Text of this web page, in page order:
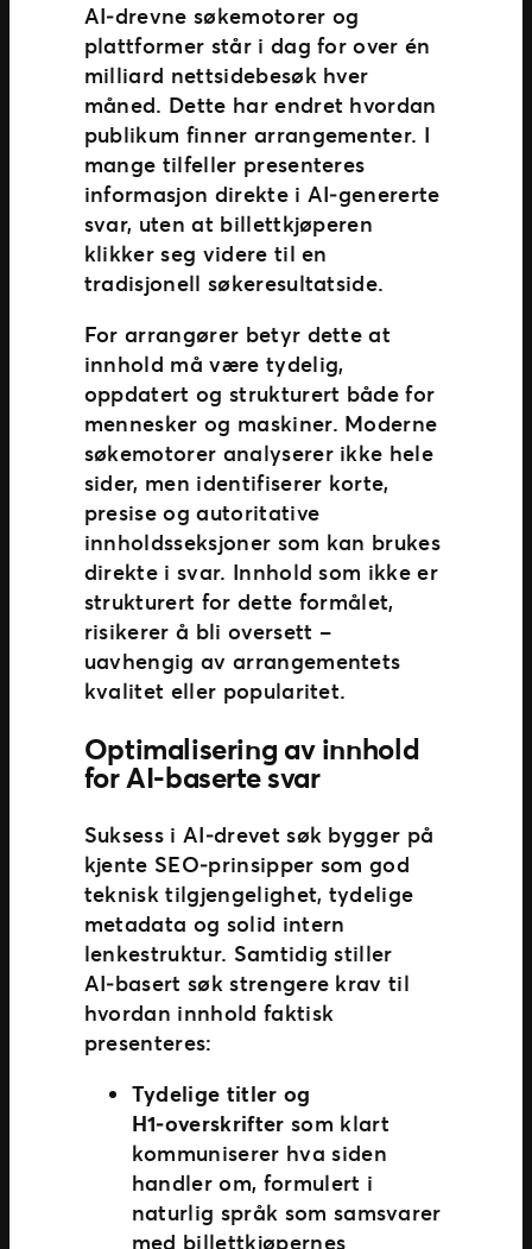
AI‑drevne søkemotorer og
plattformer står i dag for over én
milliard nettsidebesøk hver
måned. Dette har endret hvordan
publikum finner arrangementer. I
mange tilfeller presenteres
informasjon direkte i AI‑genererte
svar, uten at billettkjøperen
klikker seg videre til en
tradisjonell søkeresultatside.
For arrangører betyr dette at
innhold må være tydelig,
oppdatert og strukturert både for
mennesker og maskiner. Moderne
søkemotorer analyserer ikke hele
sider, men identifiserer korte,
presise og autoritative
innholdsseksjoner som kan brukes
direkte i svar. Innhold som ikke er
strukturert for dette formålet,
risikerer å bli oversett –
uavhengig av arrangementets
kvalitet eller popularitet.
Optimalisering av innhold
for AI‑baserte svar
Suksess i AI‑drevet søk bygger på
kjente SEO‑prinsipper som god
teknisk tilgjengelighet, tydelige
metadata og solid intern
lenkestruktur. Samtidig stiller
AI‑basert søk strengere krav til
hvordan innhold faktisk
presenteres:
Tydelige titler og
H1‑overskrifter som klart
kommuniserer hva siden
handler om, formulert i
naturlig språk som samsvarer
med billettkjøpernes